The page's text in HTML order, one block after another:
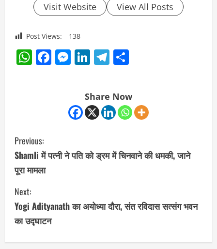
Visit Website View All Posts
Post Views: 138
WhatsApp
Facebook
Messenger
LinkedIn
Telegram
Share Now
C
o
n
t
i
n
Previous:
Shamli में पत्नी ने पति को ड्रम में चिनवाने की धमकी, जाने
पूरा मामला
Next:
Yogi Adityanath का अयोध्या दौरा, संत रविदास सत्संग भवन
का उद्घाटन